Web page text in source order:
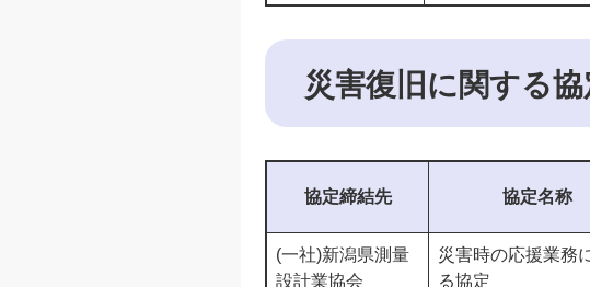
災害復旧に関する協
協定締結先 協定名称
(一社)新潟県測量
設計業協会
災害時の応援業務
る協定